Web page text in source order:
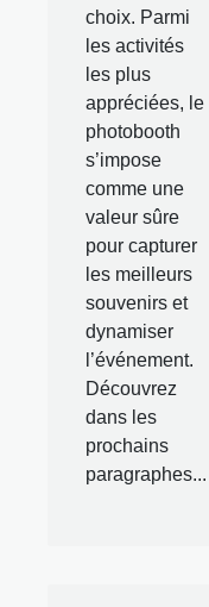
choix. Parmi
les activités
les plus
appréciées, le
photobooth
s’impose
comme une
valeur sûre
pour capturer
les meilleurs
souvenirs et
dynamiser
l’événement.
Découvrez
dans les
prochains
paragraphes...